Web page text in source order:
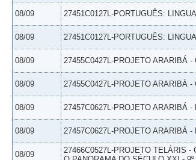
08/09 27451C0127L-PORTUGUÊS:
08/09 27451C0127L-PORTUGUÊS:
08/09 27455C0427L-PROJETO ARARIBÁ -
08/09 27455C0427L-PROJETO ARARIBÁ -
08/09 27457C0627L-PROJETO ARARIBÁ -
08/09 27457C0627L-PROJETO ARARIBÁ -
08/09
27466C0527L-PROJETO TELÁRIS